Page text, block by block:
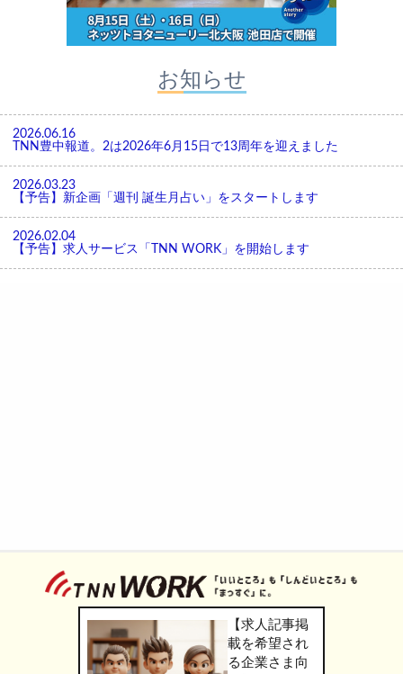
お知らせ
2026.06.16
TNN豊中報道。2は2026年6月15日で13周年を迎えました
2026.03.23
【予告】新企画「週刊 誕生月占い」をスタートします
2026.02.04
【予告】求人サービス「TNN WORK」を開始します
【求人記事掲
載を希望され
る企業さま向